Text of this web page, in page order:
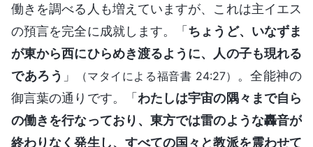
働きを調べる人も増えていますが、これは主イエス
の預言を完全に成就します。「ちょうど、いなずま
が東から西にひらめき渡るように、人の子も現れる
であろう 」 （マタイによる福音書 24:27）
。全能神の
御言葉の通りです。「わたしは宇宙の隅々まで自ら
の働きを行なっており、東方では雷のような轟音が
終わりなく発生し、すべての国々と教派を震わせて